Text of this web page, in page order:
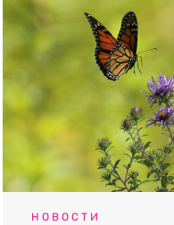
НОВОСТИ